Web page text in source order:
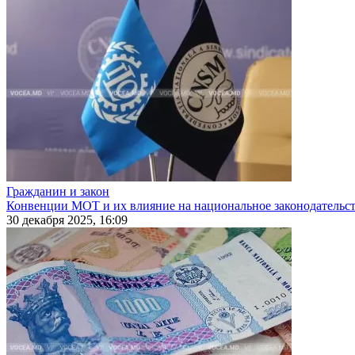
Гражданин и закон
Конвенции МОТ и их влияние на национальное
30 декабря 2025, 16:09